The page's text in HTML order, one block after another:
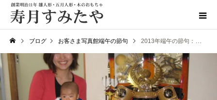
ブログ お客さま写真館端午の節句 2013年端午の節句：浜松市中区・田中様